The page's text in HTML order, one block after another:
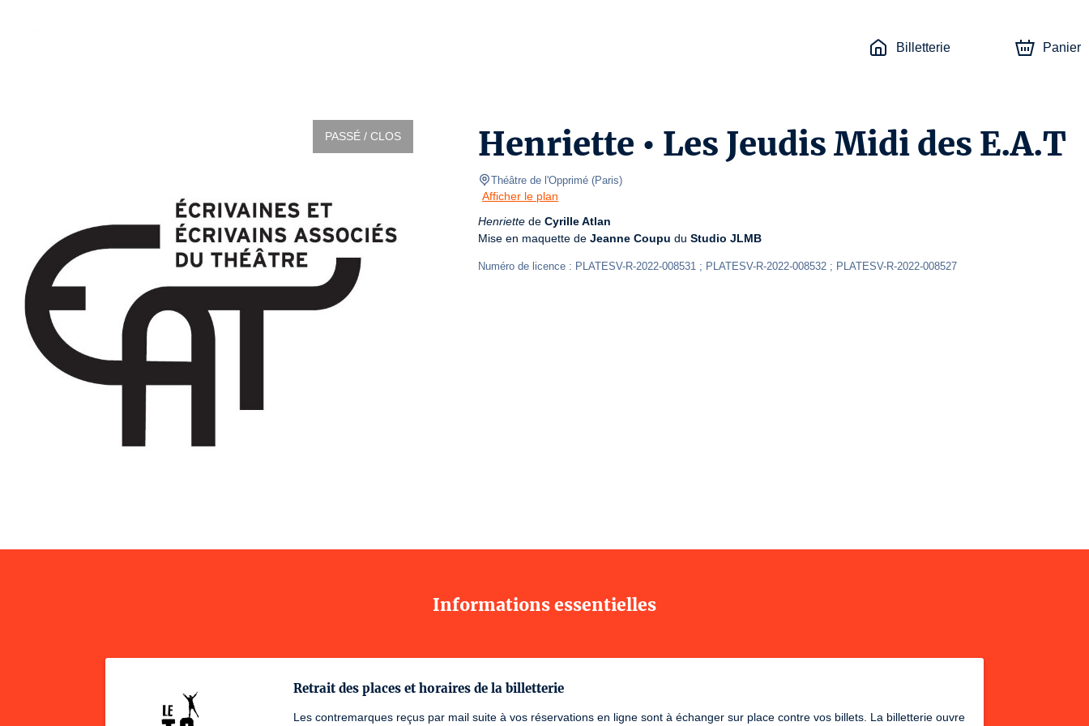
Billetterie Panier
PASSÉ / CLOS Henriette • Les Jeudis Midi des E.A.T
Théâtre de l'Opprimé (Paris)
Afficher le plan
Henriette de Cyrille Atlan
Mise en maquette de Jeanne Coupu du Studio JLMB
Numéro de licence : PLATESV-R-2022-008531 ; PLATESV-R-2022-008532 ; PLATESV-R-2022-008527
Informations essentielles
Retrait des places et horaires de la billetterie
Les contremarques reçus par mail suite à vos réservations en ligne sont à échanger sur place contre vos billets. La billetterie ouvre